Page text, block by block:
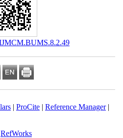
IJMCM.BUMS.8.2.49
|ProCite|Reference Manager
RefWorks